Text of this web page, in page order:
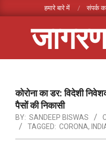
to
हमारे बारे में संपर्क
Menuकोरोना का डर: विदेशी
पैसों की निकासी
BY: SANDEEP BISWAS
TAGGED: CORONA,